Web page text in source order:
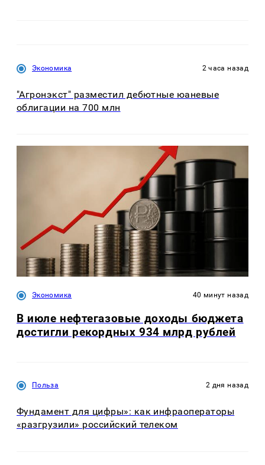
Экономика 2 часа назад
"Агронэкст" разместил дебютные юаневые
облигации на 700 млн
Экономика 40 минут назад
В июле нефтегазовые доходы бюджета
достигли рекордных 934 млрд рублей
Польза 2 дня назад
Фундамент для цифры»: как инфраоператоры
«разгрузили» российский телеком